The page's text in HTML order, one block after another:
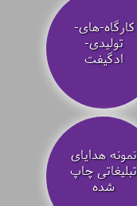
کارگاه-های-
تولیدی-
ادگیفت
نمونه هدایای
تبلیغاتی چاپ
شده